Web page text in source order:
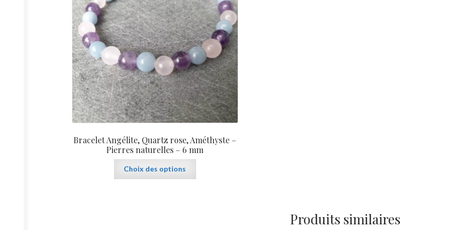
page
du
produit
Bracelet Angélite, Quartz rose, Améthyste –
Pierres naturelles – 6 mm
Choix des options
Produits similaires